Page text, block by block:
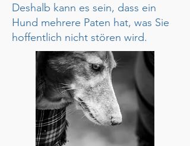
Deshalb kann es sein, dass ein
Hund mehrere Paten hat, was Sie
hoffentlich nicht stören wird.